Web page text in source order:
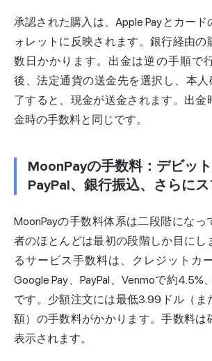
承認された購入は、Apple Payとカード
ォレットに反映されます。銀行経由の
数日かかります。出金は逆の手順で
後、法定通貨の送金先を選択し、本人
了すると、 現金が送金されます。出金
金時の手数料と同じです。
MoonPayの手数料：デビット
PayPal、銀行振込、さらに
MoonPayの手数料体系は二段階になっ
者のほとんどは最初の段階しか目にし
るサービス手数料は、クレジットカー
Google Pay、PayPal、Venmoで約4.5%
です。少額注文には最低3.99ドル（ま
額）の手数料がかかります。手数料は
表示されます。